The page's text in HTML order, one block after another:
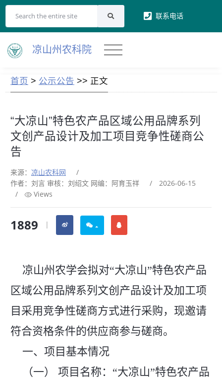
联系电话
凉山州农科院
首页 > 公示公告 >> 正文
“大凉山”特色农产品区域公用品牌系列
文创产品设计及加工项目竞争性磋商公
告
来源： 凉山农科网
/
作者：刘言 审核：刘绍文 网编：阿育玉祥
/
2026-06-15
/
Views
1889 |
凉山州农学会拟对“大凉山”特色农产品
区域公用品牌系列文创产品设计及加工项
目采用竞争性磋商方式进行采购，现邀请
符合资格条件的供应商参与磋商。
一、项目基本情况
（一） 项目名称：“大凉山”特色农产品